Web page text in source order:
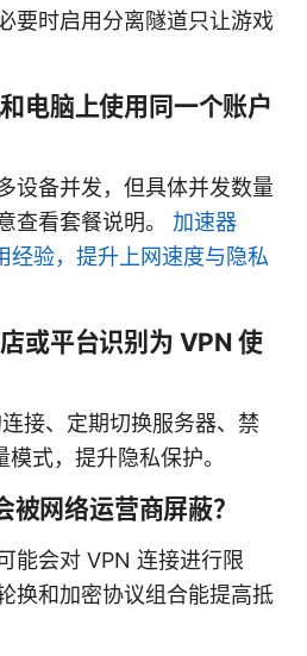
要时启用分离隧道只让游戏
电脑上使用同一个账户
设备并发，但具体并发数量
查看套餐说明。 加速器
经验，提升上网速度与隐私
或平台识别为 VPN 使
接、定期切换服务器、禁
式，提升隐私保护。
网络运营商屏蔽？
能会对 VPN 连接进行限
换和加密协议组合能提高抵